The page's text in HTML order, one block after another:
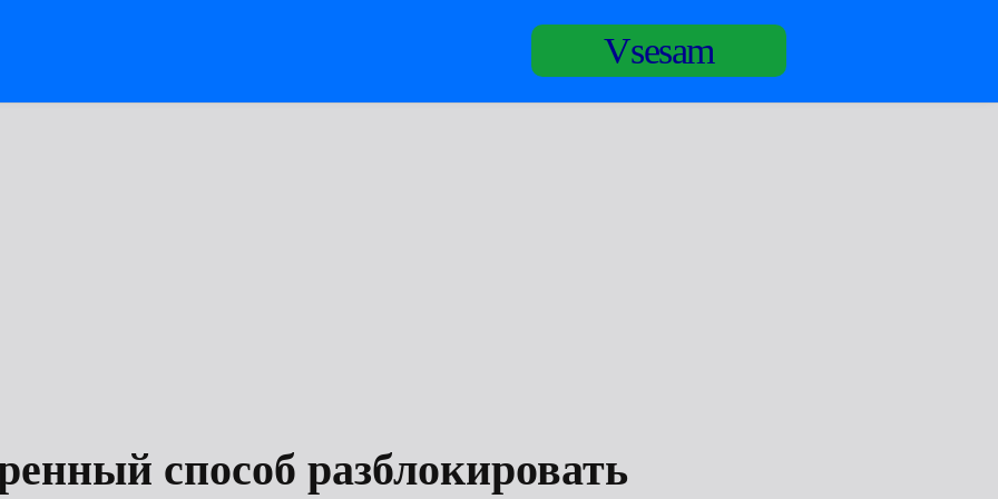
Vsesam
способ разблокировать